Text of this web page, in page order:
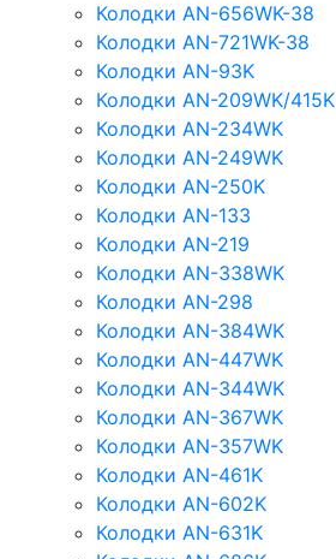
Колодки AN-656WK-38
Колодки AN-721WK-38
Колодки AN-93K
Колодки AN-209WK/415K
Колодки AN-234WK
Колодки AN-249WK
Колодки AN-250K
Колодки AN-133
Колодки AN-219
Колодки AN-338WK
Колодки AN-298
Колодки AN-384WK
Колодки AN-447WK
Колодки AN-344WK
Колодки AN-367WK
Колодки AN-357WK
Колодки AN-461K
Колодки AN-602K
Колодки AN-631K